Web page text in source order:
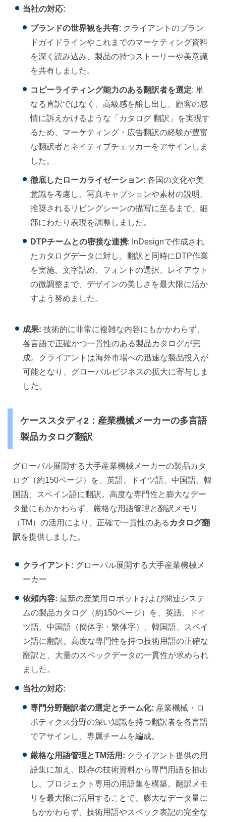
当社の対応:
ブランドの世界観を共有: クライアントのブラン
ドガイドラインやこれまでのマーケティング資料
を深く読み込み、製品の持つストーリーや美意識
を共有しました。
コピーライティング能力のある翻訳者を選定: 単
なる直訳ではなく、高級感を醸し出し、顧客の感
情に訴えかけるような「カタログ 翻訳」を実現す
るため、マーケティング・広告翻訳の経験が豊富
な翻訳者とネイティブチェッカーをアサインしま
した。
徹底したローカライゼーション: 各国の文化や美
意識を考慮し、写真キャプションや素材の説明、
推奨されるリビングシーンの描写に至るまで、細
部にわたり表現を調整しました。
DTPチームとの密接な連携: InDesignで作成され
たカタログデータに対し、翻訳と同時にDTP作業
を実施。文字詰め、フォントの選択、レイアウト
の微調整まで、デザインの美しさを最大限に活か
すよう努めました。
成果: 技術的に非常に複雑な内容にもかかわらず、
各言語で正確かつ一貫性のある製品カタログが完
成。クライアントは海外市場への迅速な製品投入が
可能となり、グローバルビジネスの拡大に寄与しま
した。
ケーススタディ2：産業機械メーカーの多言語
製品カタログ翻訳
グローバル展開する大手産業機械メーカーの製品カタ
ログ（約150ページ）を、英語、ドイツ語、中国語、韓
国語、スペイン語に翻訳。高度な専門性と膨大なデー
タ量にもかかわらず、厳格な用語管理と翻訳メモリ
（TM）の活用により、正確で一貫性のある カタログ翻
訳を提供しました。
クライアント: グローバル展開する大手産業機械メ
ーカー
依頼内容: 最新の産業用ロボットおよび関連システ
ムの製品カタログ（約150ページ）を、英語、ドイ
ツ語、中国語（簡体字・繁体字）、韓国語、スペイ
ン語に翻訳。高度な専門性を持つ技術用語の正確な
翻訳と、大量のスペックデータの一貫性が求められ
ました。
当社の対応:
専門分野翻訳者の選定とチーム化: 産業機械・ロ
ボティクス分野の深い知識を持つ翻訳者を各言語
でアサインし、専属チームを編成。
厳格な用語管理とTM活用: クライアント提供の用
語集に加え、既存の技術資料から専門用語を抽出
し、プロジェクト専用の用語集を構築。翻訳メモ
リを最大限に活用することで、膨大なデータ量に
もかかわらず、技術用語やスペック表記の完全な